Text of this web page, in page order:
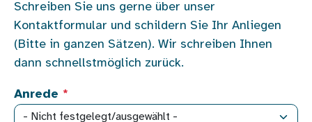
Schreiben Sie uns gerne über unser
Kontaktformular und schildern Sie Ihr Anliegen
(Bitte in ganzen Sätzen). Wir schreiben Ihnen
dann schnellstmöglich zurück.
Anrede